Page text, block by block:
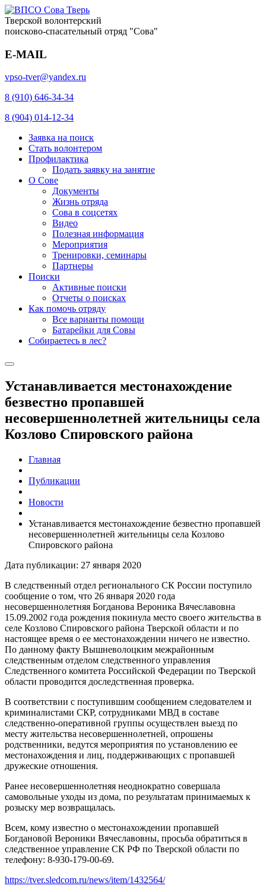
Тверской волонтерский
поисково-спасательный отряд "Сова"
E-MAIL
vpso-tver@yandex.ru
8 (910) 646-34-34
8 (904) 014-12-34
Заявка на поиск
Стать волонтером
Профилактика
Подать заявку на занятие
О Сове
Документы
Жизнь отряда
Сова в соцсетях
Видео
Полезная информация
Мероприятия
Тренировки, семинары
Партнеры
Поиски
Активные поиски
Отчеты о поисках
Как помочь отряду
Все варианты помощи
Батарейки для Совы
Собираетесь в лес?
Устанавливается местонахождение
безвестно пропавшей
несовершеннолетней жительницы села
Козлово Спировского района
Главная
Публикации
Новости
Устанавливается местонахождение безвестно пропавшей
несовершеннолетней жительницы села Козлово
Спировского района
Дата публикации: 27 января 2020
В следственный отдел регионального СК России поступило
сообщение о том, что 26 января 2020 года
несовершеннолетняя Богданова Вероника Вячеславовна
15.09.2002 года рождения покинула место своего жительства в
селе Козлово Спировского района Тверской области и по
настоящее время о ее местонахождении ничего не известно.
По данному факту Вышневолоцким межрайонным
следственным отделом следственного управления
Следственного комитета Российской Федерации по Тверской
области проводится доследственная проверка.
В соответствии с поступившим сообщением следователем и
криминалистами СКР, сотрудниками МВД в составе
следственно-оперативной группы осуществлен выезд по
месту жительства несовершеннолетней, опрошены
родственники, ведутся мероприятия по установлению ее
местонахождения и лиц, поддерживающих с пропавшей
дружеские отношения.
Ранее несовершеннолетняя неоднократно совершала
самовольные уходы из дома, по результатам принимаемых к
розыску мер возвращалась.
Всем, кому известно о местонахождении пропавшей
Богдановой Вероники Вячеславовны, просьба обратиться в
следственное управление СК РФ по Тверской области по
телефону: 8-930-179-00-69.
https://tver.sledcom.ru/news/item/1432564/